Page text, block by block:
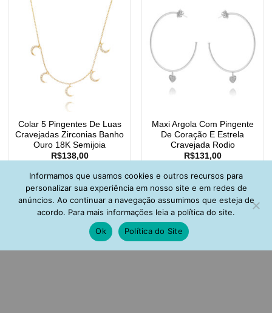
Colar 5 Pingentes De Luas
Cravejadas Zirconias Banho
Ouro 18K Semijoia
R$138,00
Maxi Argola Com Pingente
De Coração E Estrela
Cravejada Rodio
R$131,00
Informamos que usamos cookies e outros recursos para
personalizar sua experiência em nosso site e em redes de
anúncios. Ao continuar a navegação assumimos que esteja de
acordo. Para mais informações leia a política do site.
Ok
Política do Site